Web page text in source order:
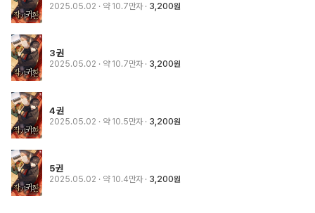
2025.05.02 · 약 10.7만자 3,200원
3권
2025.05.02 · 약 10.7만자 3,200원
4권
2025.05.02 · 약 10.5만자 3,200원
5권
2025.05.02 · 약 10.4만자 3,200원